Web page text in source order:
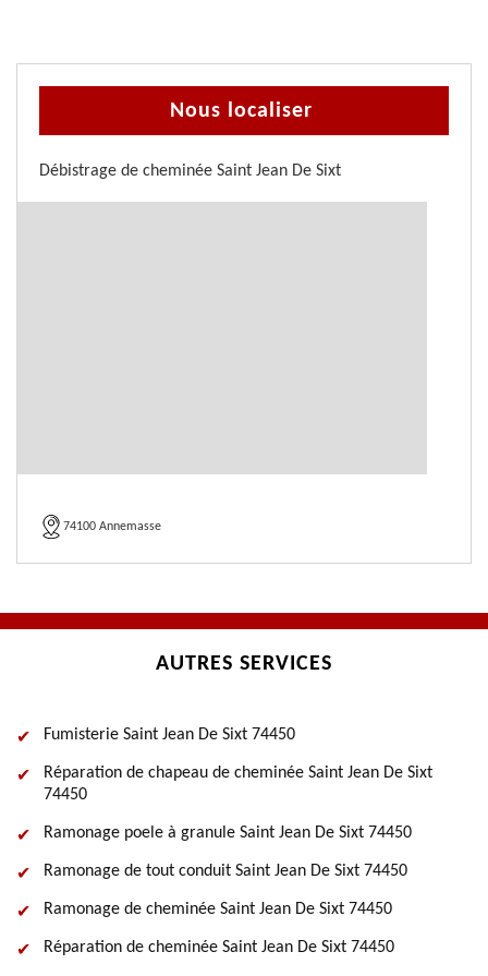
Nous localiser
Débistrage de cheminée Saint Jean De Sixt
74100 Annemasse
AUTRES SERVICES
Fumisterie Saint Jean De Sixt 74450
Réparation de chapeau de cheminée Saint Jean De Sixt
74450
Ramonage poele à granule Saint Jean De Sixt 74450
Ramonage de tout conduit Saint Jean De Sixt 74450
Ramonage de cheminée Saint Jean De Sixt 74450
Réparation de cheminée Saint Jean De Sixt 74450